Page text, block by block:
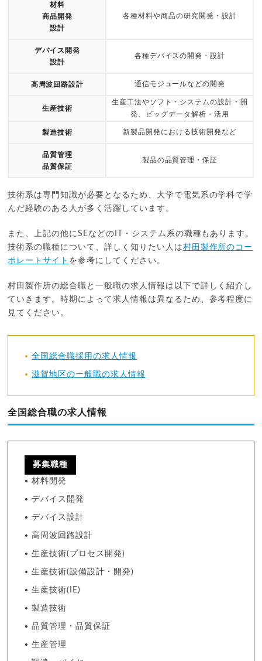
材料
商品開発
設計
各種材料や商品の研究開発・設計
デバイス開発
設計
各種デバイスの開発・設計
高周波回路設計 通信モジュールなどの開発
生産技術
生産工法やソフト・システムの設計・開
発、ビッグデータ解析・活用
製造技術 新製品開発における技術開発など
品質管理
品質保証
製品の品質管理・保証
技術系は専門知識が必要となるため、大学で電気系の学科で学
んだ経験のある人が多く活躍しています。
また、上記の他にSEなどのIT・システム系の職種もあります。
技術系の職種について、詳しく知りたい人は村田製作所のコー
ポレートサイト を参考にしてください。
村田製作所の総合職と一般職の求人情報は以下で詳しく紹介し
ていきます。時期によって求人情報は異なるため、参考程度に
見てください。
全国総合職採用の求人情報
滋賀地区の一般職の求人情報
全国総合職の求人情報
募集職種
材料開発
デバイス開発
デバイス設計
高周波回路設計
生産技術(プロセス開発)
生産技術(設備設計・開発)
生産技術(IE)
製造技術
品質管理・品質保証
生産管理